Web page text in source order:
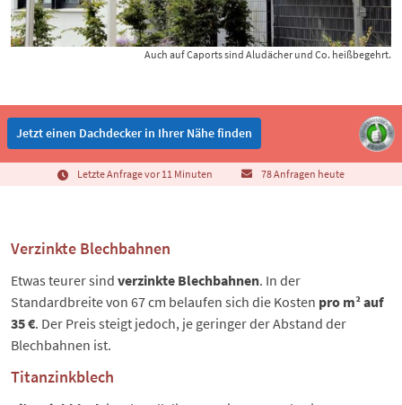
Auch auf Caports sind Aludächer und Co. heißbegehrt.
Jetzt einen Dachdecker in Ihrer Nähe finden
Letzte Anfrage vor 11 Minuten 78 Anfragen heute
Verzinkte Blechbahnen
Etwas teurer sind verzinkte Blechbahnen. In der
Standardbreite von 67 cm belaufen sich die Kosten pro m² auf
35 €. Der Preis steigt jedoch, je geringer der Abstand der
Blechbahnen ist.
Titanzinkblech